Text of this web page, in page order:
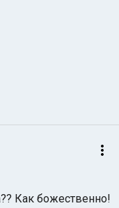
Как божественно!